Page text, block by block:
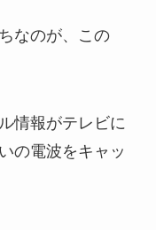
なのが、この
情報がテレビに
の電波をキャッ